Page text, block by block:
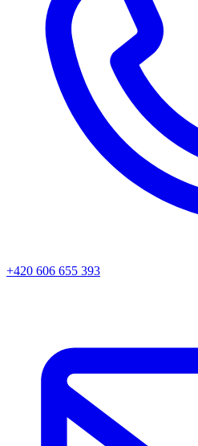
+420 606 655 393